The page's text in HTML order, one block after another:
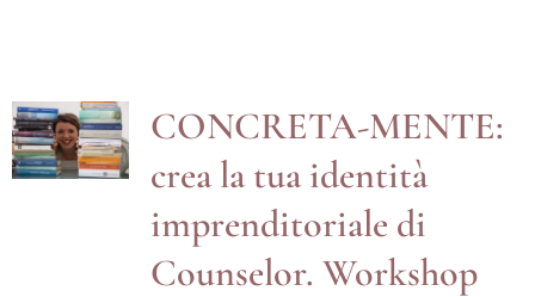
CONCRETA-MENTE:
crea la tua identità
imprenditoriale di
Counselor. Workshop